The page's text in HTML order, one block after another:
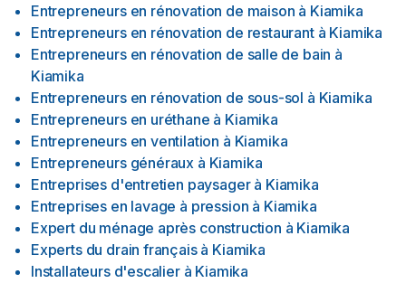
Entrepreneurs en rénovation de maison à Kiamika
Entrepreneurs en rénovation de restaurant à Kiamika
Entrepreneurs en rénovation de salle de bain à
Kiamika
Entrepreneurs en rénovation de sous-sol à Kiamika
Entrepreneurs en uréthane à Kiamika
Entrepreneurs en ventilation à Kiamika
Entrepreneurs généraux à Kiamika
Entreprises d'entretien paysager à Kiamika
Entreprises en lavage à pression à Kiamika
Expert du ménage après construction à Kiamika
Experts du drain français à Kiamika
Installateurs d'escalier à Kiamika